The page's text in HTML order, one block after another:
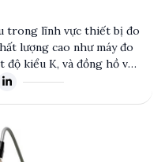
trong lĩnh vực thiết bị đo
lượng cao như máy đo
kiểu K, và đồng hồ vạn
độ tin cậy cao, các sản
định vị thế trên thị